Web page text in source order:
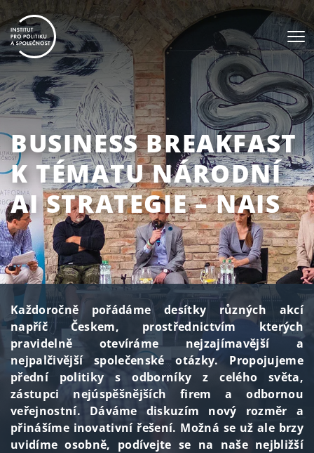
BUSINESS BREAKFAST
K TÉMATU NÁRODNÍ
AI STRATEGIE – NAIS
Každoročně pořádáme desítky různých akcí
napříč Českem, prostřednictvím kterých
pravidelně otevíráme nejzajímavější a
nejpalčivější společenské otázky. Propojujeme
přední politiky s odborníky z celého světa,
zástupci nejúspěšnějších firem a odbornou
veřejnostní. Dáváme diskuzím nový rozměr a
přinášíme inovativní řešení. Možná se už ale brzy
uvidíme osobně, podívejte se na naše nejbližší